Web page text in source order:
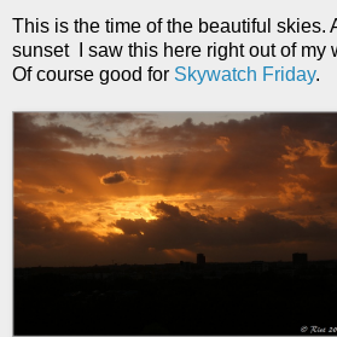
This is the time of the beautiful skies.
sunset I saw this here right out of my
Of course good for Skywatch Friday.